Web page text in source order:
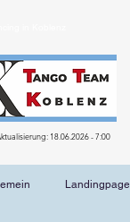
18.06.2026 - 7:00
Landingpage